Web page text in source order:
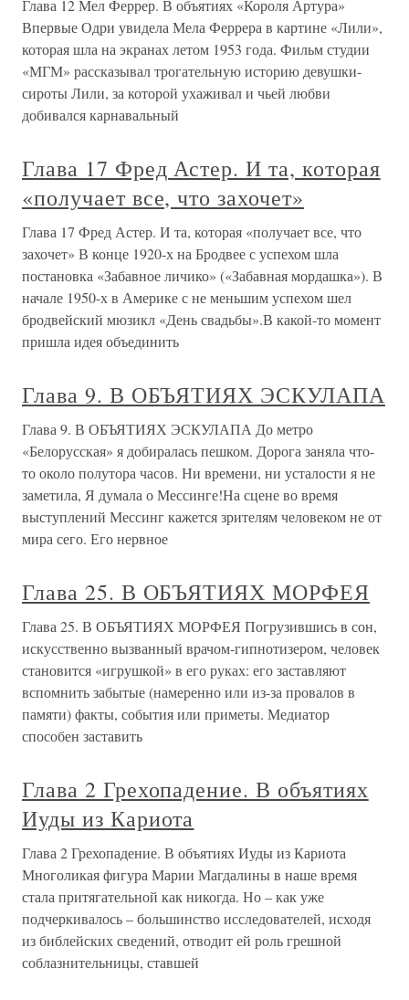
Глава 12 Мел Феррер. В объятиях «Короля Артура»
Впервые Одри увидела Мела Феррера в картине «Лили»,
которая шла на экранах летом 1953 года. Фильм студии
«МГМ» рассказывал трогательную историю девушки-
сироты Лили, за которой ухаживал и чьей любви
добивался карнавальный
Глава 17 Фред Астер. И та, которая
«получает все, что захочет»
Глава 17 Фред Астер. И та, которая «получает все, что
захочет» В конце 1920-х на Бродвее с успехом шла
постановка «Забавное личико» («Забавная мордашка»). В
начале 1950-х в Америке с не меньшим успехом шел
бродвейский мюзикл «День свадьбы».В какой-то момент
пришла идея объединить
Глава 9. В ОБЪЯТИЯХ ЭСКУЛАПА
Глава 9. В ОБЪЯТИЯХ ЭСКУЛАПА До метро
«Белорусская» я добиралась пешком. Дорога заняла что-
то около полутора часов. Ни времени, ни усталости я не
заметила, Я думала о Мессинге!На сцене во время
выступлений Мессинг кажется зрителям человеком не от
мира сего. Его нервное
Глава 25. В ОБЪЯТИЯХ МОРФЕЯ
Глава 25. В ОБЪЯТИЯХ МОРФЕЯ Погрузившись в сон,
искусственно вызванный врачом-гипнотизером, человек
становится «игрушкой» в его руках: его заставляют
вспомнить забытые (намеренно или из-за провалов в
памяти) факты, события или приметы. Медиатор
способен заставить
Глава 2 Грехопадение. В объятиях
Иуды из Кариота
Глава 2 Грехопадение. В объятиях Иуды из Кариота
Многоликая фигура Марии Магдалины в наше время
стала притягательной как никогда. Но – как уже
подчеркивалось – большинство исследователей, исходя
из библейских сведений, отводит ей роль грешной
соблазнительницы, ставшей